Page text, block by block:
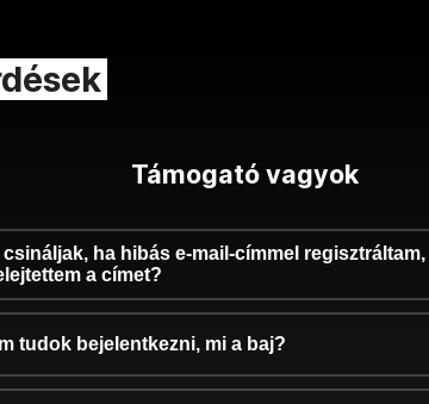
Támogató vagyok
csináljak, ha hibás e-mail-címmel
a címet?
tudok bejelentkezni, mi a baj?